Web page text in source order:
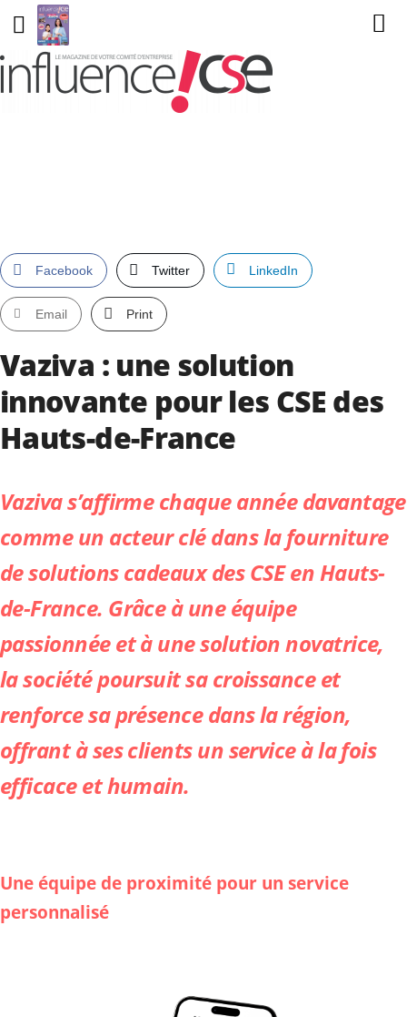
Facebook Twitter LinkedIn
Email Print
Vaziva : une solution
innovante pour les CSE des
Hauts-de-France
Vazivas’affirme chaque année davantage
comme un acteur clé dans la fourniture
de solutions cadeaux des CSE en Hauts-
de-France. Grâce à une équipe
passionnée et à une solution novatrice,
la société poursuit sa croissance et
renforce sa présence dans la région,
offrant à ses clients un service à la fois
efficace et humain.
Une équipe de proximité pour un service
personnalisé